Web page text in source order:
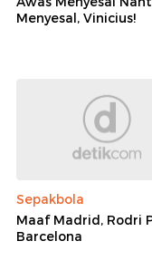
Menyesal, Vinicius!
Sepakbola
Maaf Madrid, Rodri
Barcelona